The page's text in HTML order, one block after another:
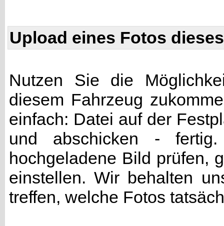
Upload eines Fotos
Nutzen Sie die
diesem Fahrzeug
einfach: Datei auf der
und abschicken -
hochgeladene Bild prüfen,
einstellen. Wir behalten
treffen, welche Fotos